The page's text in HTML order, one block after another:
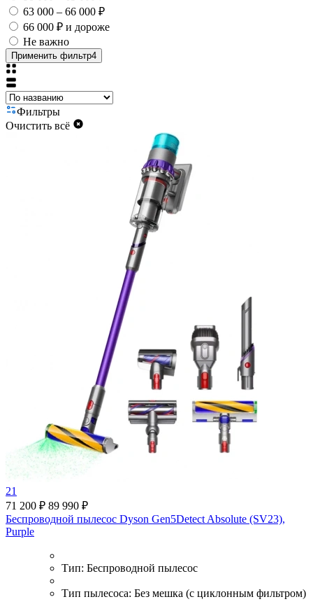
63 000 – 66 000 ₽
66 000 ₽ и дороже
Не важно
Применить фильтр4
Фильтры
Очистить всё
21
71 200 ₽ 89 990 ₽
Беспроводной пылесос Dyson Gen5Detect Absolute (SV23),
Purple
Тип: Беспроводной пылесос
Тип пылесоса: Без мешка (с циклонным фильтром)